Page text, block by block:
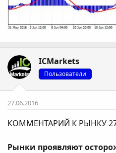
ICMarkets
Пользователи
27.06.2016
КОММЕНТАРИЙ К РЫНКУ
Рынки проявляют